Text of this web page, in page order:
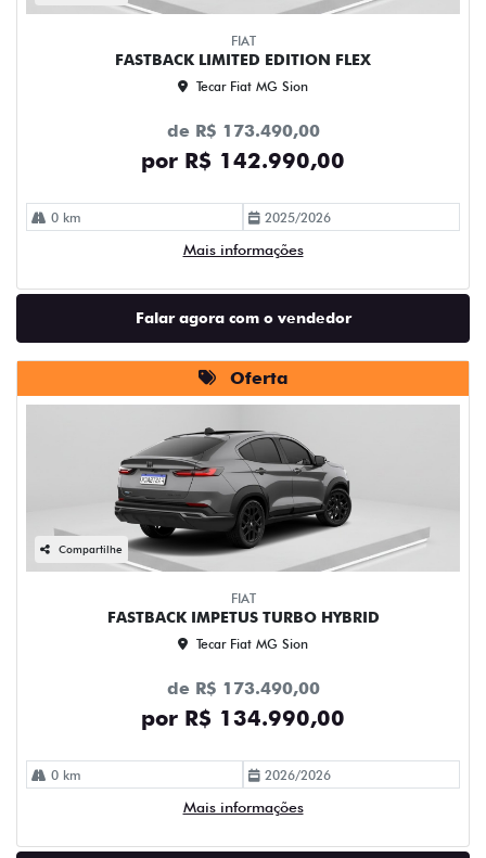
FIAT
FASTBACK LIMITED EDITION FLEX
Tecar Fiat MG Sion
de R$ 173.490,00
por R$ 142.990,00
0 km 2025/2026
Mais informações
Falar agora com o vendedor
Oferta
Compartilhe
FIAT
FASTBACK IMPETUS TURBO HYBRID
Tecar Fiat MG Sion
de R$ 173.490,00
por R$ 134.990,00
0 km 2026/2026
Mais informações